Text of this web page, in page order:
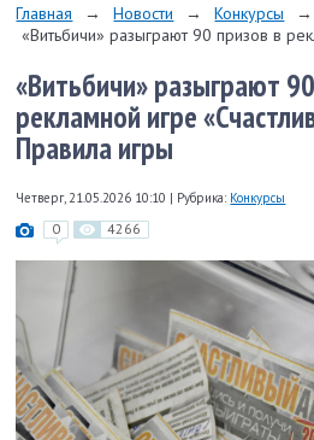
Главная → Новости → Конкурсы
→
«Витьбичи» разыграют 90 призов в
«Витьбичи» разыграют
рекламной игре
Правила игры
Четверг, 21.05.2026 10:10 | Рубрика: Конкурсы
0 4266